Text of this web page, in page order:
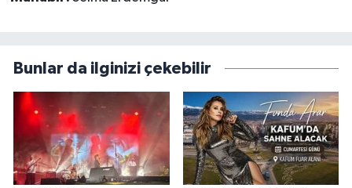
Bunlar da ilginizi çekebilir